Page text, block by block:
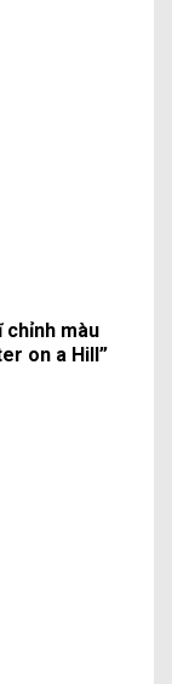
chỉnh màu
on a Hill”